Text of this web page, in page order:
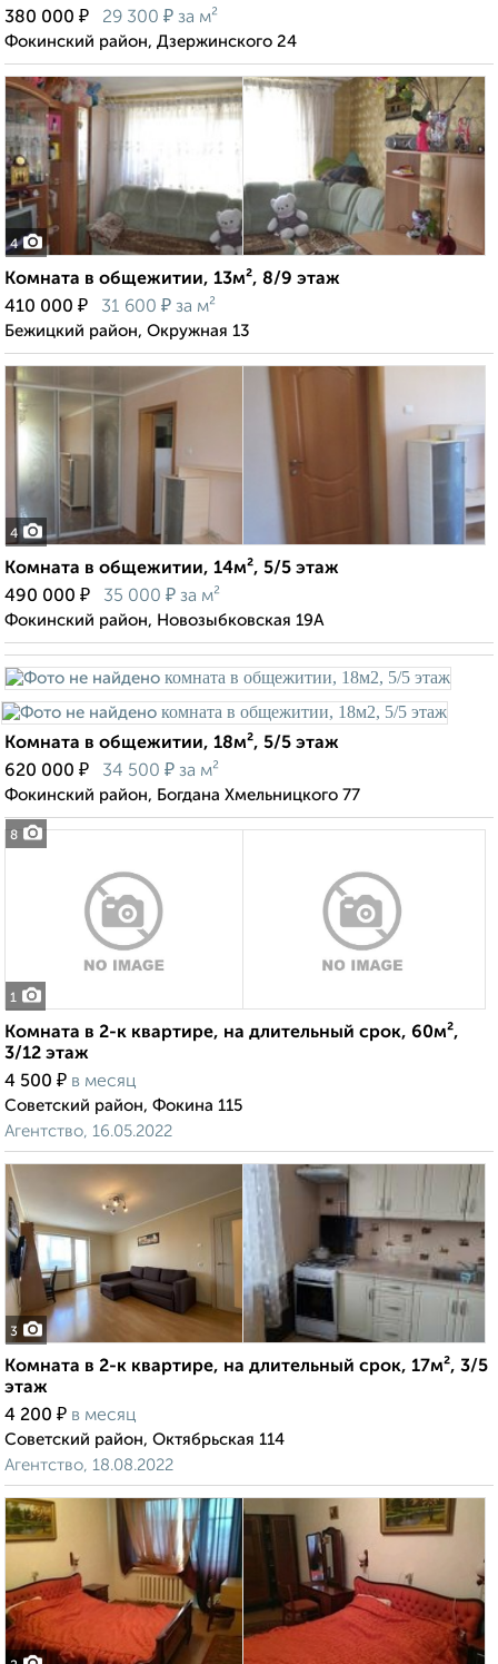
380 000 ₽ 29 300 ₽ за м²
Фокинский район, Дзержинского 24
4
Комната в общежитии, 13м², 8/9 этаж
410 000 ₽ 31 600 ₽ за м²
Бежицкий район, Окружная 13
4
Комната в общежитии, 14м², 5/5 этаж
490 000 ₽ 35 000 ₽ за м²
Фокинский район, Новозыбковская 19А
8
Комната в общежитии, 18м², 5/5 этаж
620 000 ₽ 34 500 ₽ за м²
Фокинский район, Богдана Хмельницкого 77
1
Комната в 2-к квартире, на длительный срок, 60м²,
3/12 этаж
4 500 ₽ в месяц
Советский район, Фокина 115
Агентство, 16.05.2022
3
Комната в 2-к квартире, на длительный срок, 17м², 3/5
этаж
4 200 ₽ в месяц
Советский район, Октябрьская 114
Агентство, 18.08.2022